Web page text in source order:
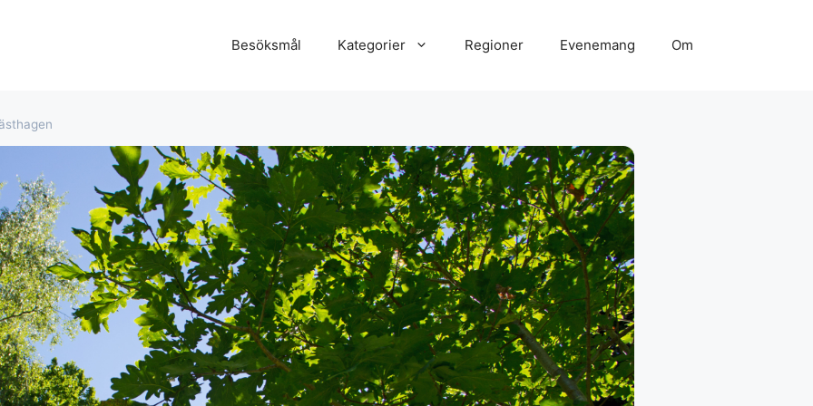
Besöksmål Kategorier Regioner Evenemang Om